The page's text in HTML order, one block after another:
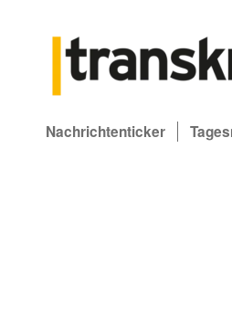
Nachrichtenticker